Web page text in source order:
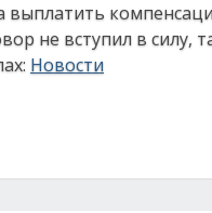
выплатить
не вступил в силу,
Новости